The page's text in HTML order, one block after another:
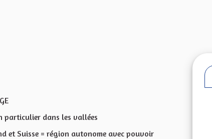
particulier dans les vallées
et Suisse = région autonome avec pouvoir